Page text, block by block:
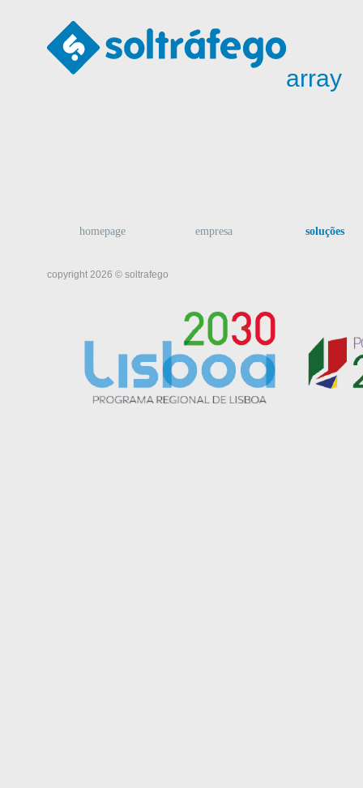
homepage empresa soluções
array
copyright 2026 © soltrafego